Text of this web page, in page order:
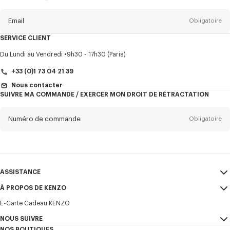
Email Obligatoire
Titre Obligatoire
évènements KENZO, qui peuvent être personnalisés, notamment sur les
SERVICE CLIENT
Du Lundi au Vendredi 9h30 - 17h30 (Paris)
+33 (0)1 73 04 21 39
Nous contacter
SUIVRE MA COMMANDE / EXERCER MON DROIT DE RÉTRACTATION
Numéro de commande Obligatoire
ASSISTANCE
Mon compte
Guide des tailles
FAQ
À PROPOS DE KENZO
CGV
Mentions Légales et CGU
E-Carte Cadeau KENZO
NOUS SUIVRE